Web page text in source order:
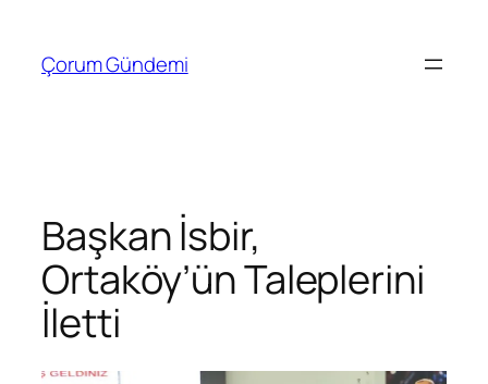
Çorum Gündemi
Başkan İsbir,
Ortaköy’ün Taleplerini
İletti